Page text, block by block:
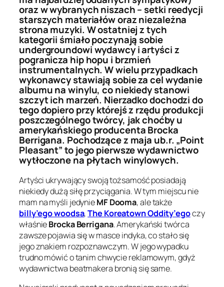
oraz w wybranych niszach – setki reedycji
starszych materiałów oraz niezależna
strona muzyki. W ostatniej z tych
kategorii śmiało poczynają sobie
undergroundowi wydawcy i artyści z
pogranicza hip hopu i brzmień
instrumentalnych. W wielu przypadkach
wykonawcy stawiają sobie za cel wydanie
albumu na winylu, co niekiedy stanowi
szczyt ich marzeń. Nierzadko dochodzi do
tego dopiero przy którejś z rzędu produkcji
poszczególnego twórcy, jak choćby u
amerykańskiego producenta Brocka
Berrigana. Pochodzące z maja ub.r. „Point
Pleasant” to jego pierwsze wydawnictwo
wytłoczone na płytach winylowych.
Artyści ukrywający swoją tożsamość posiadają
niekiedy dużą siłę przyciągania. W tym miejscu nie
mam na myśli jedynieMF Dooma, ale także
billy’ego woodsa,The Koreatown Oddity’egoczy
właśnieBrocka Berrigana. Amerykański twórca
zawsze pojawia się w masce indyka, co stało się
jego znakiem rozpoznawczym. W jego wypadku
trudno mówić o tanim chwycie reklamowym, gdyż
wydawnictwa beatmakera bronią się same.